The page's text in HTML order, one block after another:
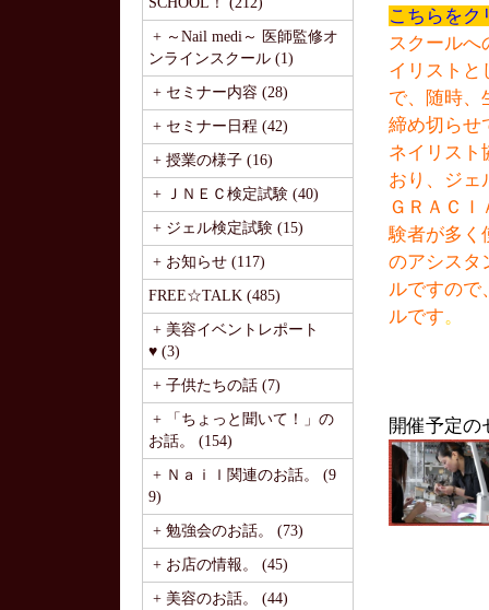
+ ～Nail medi～ 医師監修オ
ンラインスクール (1)
+ セミナー内容 (28)
+ セミナー日程 (42)
+ 授業の様子 (16)
+ ＪＮＥＣ検定試験 (40)
+ ジェル検定試験 (15)
+ お知らせ (117)
FREE☆TALK (485)
+ 美容イベントレポート
♥ (3)
+ 子供たちの話 (7)
+ 「ちょっと聞いて！」の
お話。 (154)
+ Ｎａｉｌ関連のお話。 (9
9)
+ 勉強会のお話。 (73)
+ お店の情報。 (45)
+ 美容のお話。 (44)
こちらをク
スクールへ
イリストと
で、随時、
締め切らせ
ネイリスト
おり、ジェ
ＧＲＡＣ
験者が多く
のアシスタ
ルですので
ルです。
開催予定の